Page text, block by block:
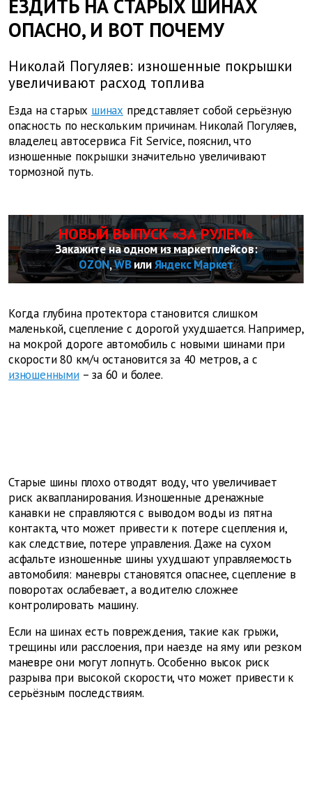
ЕЗДИТЬ НА СТАРЫХ ШИНАХ
ОПАСНО, И ВОТ ПОЧЕМУ
Николай Погуляев: изношенные покрышки
увеличивают расход топлива
Езда на старых шинах представляет собой серьёзную
опасность по нескольким причинам. Николай Погуляев,
владелец автосервиса Fit Service, пояснил, что
изношенные покрышки значительно увеличивают
тормозной путь.
НОВЫЙ ВЫПУСК «ЗА РУЛЕМ»
Закажите на одном из маркетплейсов:
OZON,WBилиЯндекс Маркет
Когда глубина протектора становится слишком
маленькой, сцепление с дорогой ухудшается. Например,
на мокрой дороге автомобиль с новыми шинами при
скорости 80 км/ч остановится за 40 метров, а с
изношенными– за 60 и более.
Старые шины плохо отводят воду, что увеличивает
риск аквапланирования. Изношенные дренажные
канавки не справляются с выводом воды из пятна
контакта, что может привести к потере сцепления и,
как следствие, потере управления. Даже на сухом
асфальте изношенные шины ухудшают управляемость
автомобиля: маневры становятся опаснее, сцепление в
поворотах ослабевает, а водителю сложнее
контролировать машину.
Если на шинах есть повреждения, такие как грыжи,
трещины или расслоения, при наезде на яму или резком
маневре они могут лопнуть. Особенно высок риск
разрыва при высокой скорости, что может привести к
серьёзным последствиям.